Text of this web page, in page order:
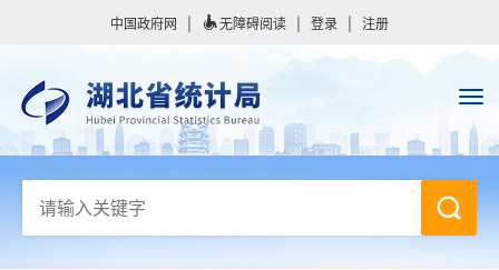
中国政府网 无障碍阅读 登录 注册